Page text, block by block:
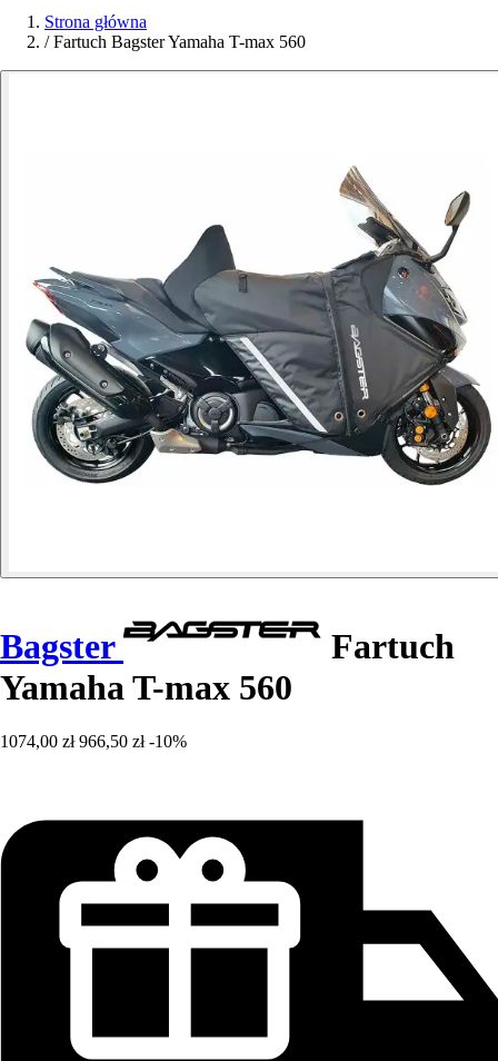
Strona główna
/ Fartuch Bagster Yamaha T-max 560
Bagster
Fartuch
Yamaha T-max 560
1074,00 zł 966,50 zł -10%